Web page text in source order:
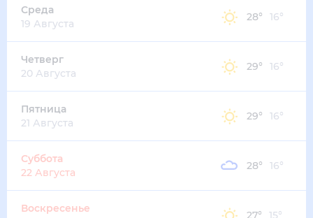
Среда
19 Августа
28° 16°
Четверг
20 Августа
29° 16°
Пятница
21 Августа
29° 16°
Суббота
22 Августа
28° 16°
Воскресенье
27° 15°